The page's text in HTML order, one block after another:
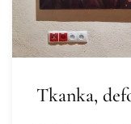
Tkanka,